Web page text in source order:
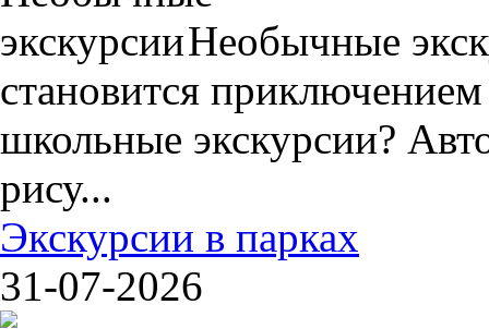
Необычные
становится
школьные экскурсии?
рису...
Экскурсии в парках
31-07-2026